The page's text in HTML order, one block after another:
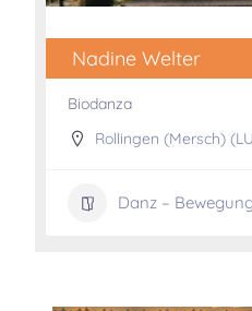
Nadine Welter
Biodanza
Rollingen (Mersch)
Danz – Bewegung